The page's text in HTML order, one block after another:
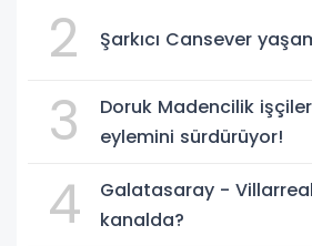
2 Şarkıcı Cansever
3
Doruk Madencilik
eylemini sürdürüyor!
4
Galatasaray -
kanalda?